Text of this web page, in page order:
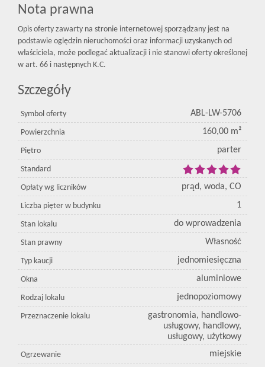
Nota prawna
Opis oferty zawarty na stronie internetowej sporządzany jest na
podstawie oględzin nieruchomości oraz informacji uzyskanych od
właściciela, może podlegać aktualizacji i nie stanowi oferty określonej
w art. 66 i następnych K.C.
Szczegóły
Symbol oferty ABL-LW-5706
Powierzchnia 160,00 m²
Piętro parter
Standard
Opłaty wg liczników prąd, woda, CO
Liczba pięter w budynku 1
Stan lokalu do wprowadzenia
Stan prawny Własność
Typ kaucji jednomiesięczna
Okna aluminiowe
Rodzaj lokalu jednopoziomowy
Przeznaczenie lokalu
gastronomia, handlowo-
usługowy, handlowy,
usługowy, użytkowy
Ogrzewanie miejskie